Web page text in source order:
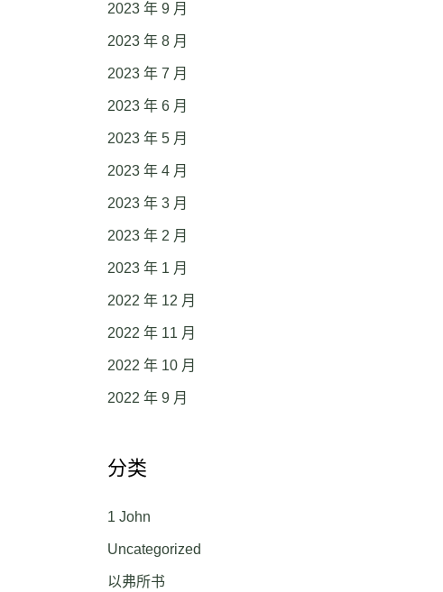
2023 年 9 月
2023 年 8 月
2023 年 7 月
2023 年 6 月
2023 年 5 月
2023 年 4 月
2023 年 3 月
2023 年 2 月
2023 年 1 月
2022 年 12 月
2022 年 11 月
2022 年 10 月
2022 年 9 月
分类
1 John
Uncategorized
以弗所书